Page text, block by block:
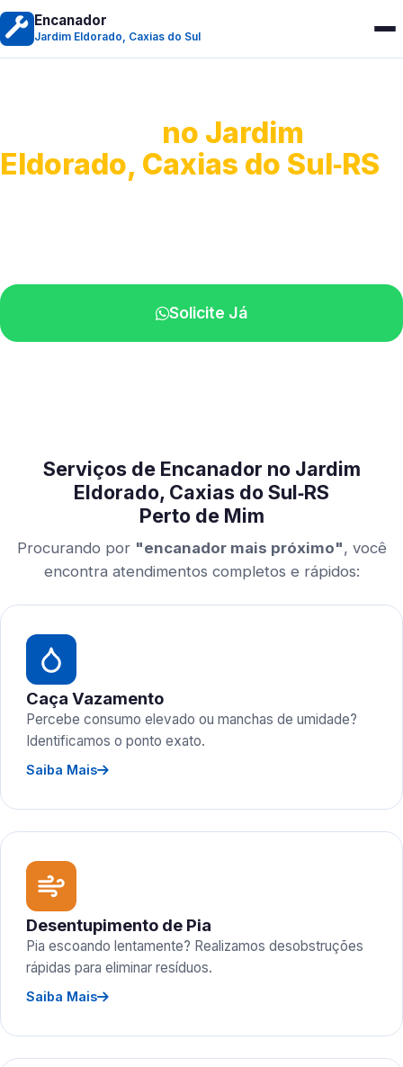
Encanador
Jardim Eldorado, Caxias do Sul
no Jardim
Eldorado, Caxias do Sul‑RS
Solicite Já
Serviços de Encanador no Jardim
Eldorado, Caxias do Sul‑RS
Perto de Mim
Procurando por "encanador mais próximo", você
encontra atendimentos completos e rápidos:
Caça Vazamento
Percebe consumo elevado ou manchas de umidade?
Identificamos o ponto exato.
Saiba Mais
Desentupimento de Pia
Pia escoando lentamente? Realizamos desobstruções
rápidas para eliminar resíduos.
Saiba Mais